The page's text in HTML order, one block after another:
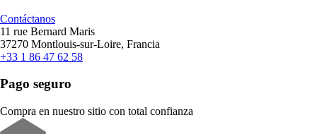
Contáctanos
11 rue Bernard Maris
37270 Montlouis-sur-Loire, Francia
+33 1 86 47 62 58
Pago seguro
Compra en nuestro sitio con total confianza